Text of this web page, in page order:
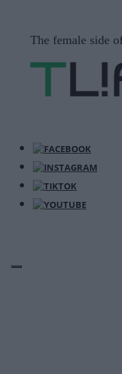
The female side